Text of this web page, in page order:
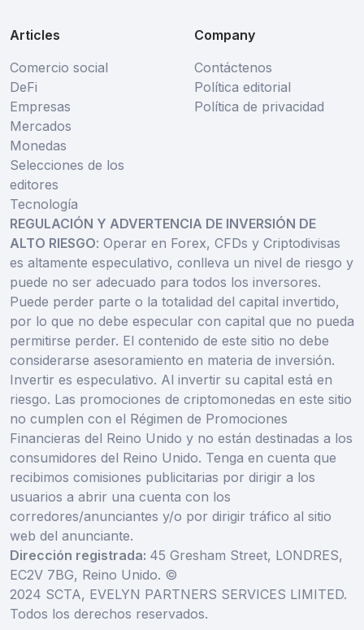
Articles
Comercio social
DeFi
Empresas
Mercados
Monedas
Selecciones de los
editores
Tecnología
Company
Contáctenos
Política editorial
Política de privacidad
REGULACIÓN Y ADVERTENCIA DE INVERSIÓN DE
ALTO RIESGO: Operar en Forex, CFDs y Criptodivisas
es altamente especulativo, conlleva un nivel de riesgo y
puede no ser adecuado para todos los inversores.
Puede perder parte o la totalidad del capital invertido,
por lo que no debe especular con capital que no pueda
permitirse perder. El contenido de este sitio no debe
considerarse asesoramiento en materia de inversión.
Invertir es especulativo. Al invertir su capital está en
riesgo. Las promociones de criptomonedas en este sitio
no cumplen con el Régimen de Promociones
Financieras del Reino Unido y no están destinadas a los
consumidores del Reino Unido. Tenga en cuenta que
recibimos comisiones publicitarias por dirigir a los
usuarios a abrir una cuenta con los
corredores/anunciantes y/o por dirigir tráfico al sitio
web del anunciante.
Dirección registrada: 45 Gresham Street, LONDRES,
EC2V 7BG, Reino Unido. ©
2024 SCTA, EVELYN PARTNERS SERVICES LIMITED.
Todos los derechos reservados.